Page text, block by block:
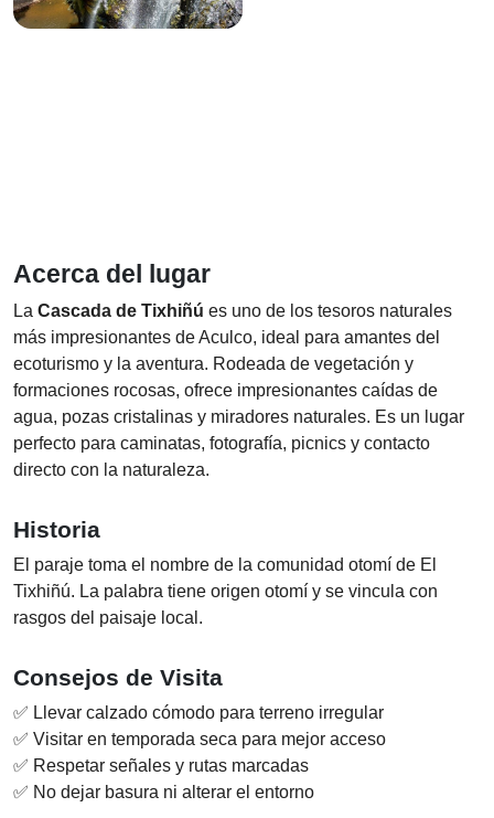
Acerca del lugar
La Cascada de Tixhiñú es uno de los tesoros naturales
más impresionantes de Aculco, ideal para amantes del
ecoturismo y la aventura. Rodeada de vegetación y
formaciones rocosas, ofrece impresionantes caídas de
agua, pozas cristalinas y miradores naturales. Es un lugar
perfecto para caminatas, fotografía, picnics y contacto
directo con la naturaleza.
Historia
El paraje toma el nombre de la comunidad otomí de El
Tixhiñú. La palabra tiene origen otomí y se vincula con
rasgos del paisaje local.
Consejos de Visita
✅ Llevar calzado cómodo para terreno irregular
✅ Visitar en temporada seca para mejor acceso
✅ Respetar señales y rutas marcadas
✅ No dejar basura ni alterar el entorno